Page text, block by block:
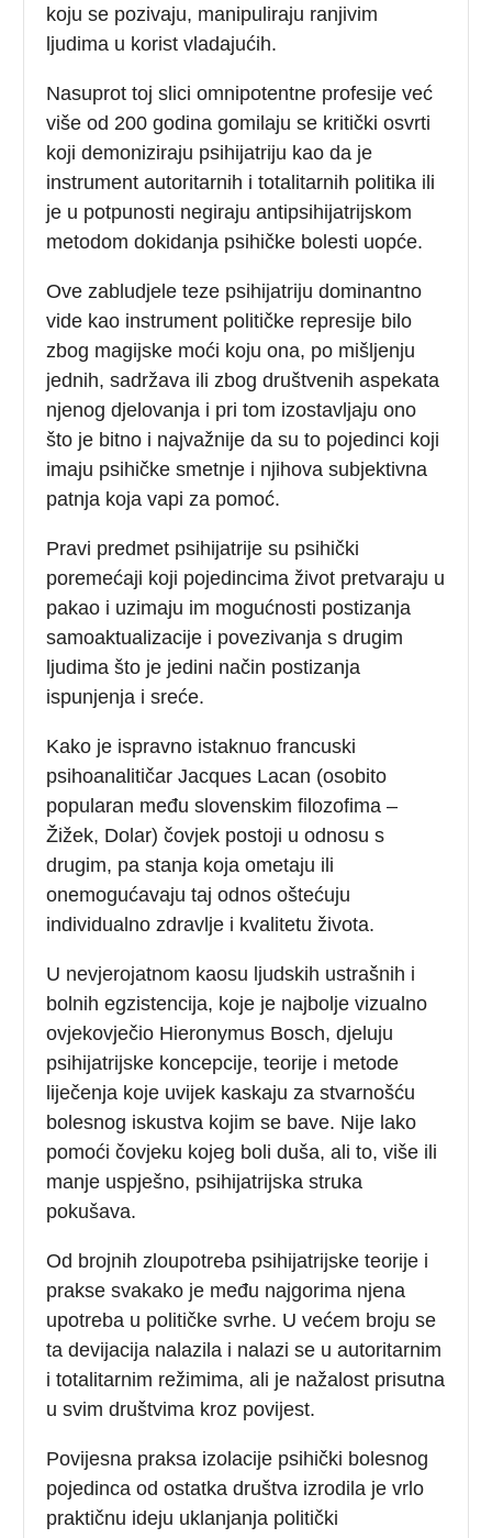
koju se pozivaju, manipuliraju ranjivim
ljudima u korist vladajućih.
Nasuprot toj slici omnipotentne profesije već
više od 200 godina gomilaju se kritički osvrti
koji demoniziraju psihijatriju kao da je
instrument autoritarnih i totalitarnih politika ili
je u potpunosti negiraju antipsihijatrijskom
metodom dokidanja psihičke bolesti uopće.
Ove zabludjele teze psihijatriju dominantno
vide kao instrument političke represije bilo
zbog magijske moći koju ona, po mišljenju
jednih, sadržava ili zbog društvenih aspekata
njenog djelovanja i pri tom izostavljaju ono
što je bitno i najvažnije da su to pojedinci koji
imaju psihičke smetnje i njihova subjektivna
patnja koja vapi za pomoć.
Pravi predmet psihijatrije su psihički
poremećaji koji pojedincima život pretvaraju u
pakao i uzimaju im mogućnosti postizanja
samoaktualizacije i povezivanja s drugim
ljudima što je jedini način postizanja
ispunjenja i sreće.
Kako je ispravno istaknuo francuski
psihoanalitičar Jacques Lacan (osobito
popularan među slovenskim filozofima –
Žižek, Dolar) čovjek postoji u odnosu s
drugim, pa stanja koja ometaju ili
onemogućavaju taj odnos oštećuju
individualno zdravlje i kvalitetu života.
U nevjerojatnom kaosu ljudskih ustrašnih i
bolnih egzistencija, koje je najbolje vizualno
ovjekovječio Hieronymus Bosch, djeluju
psihijatrijske koncepcije, teorije i metode
liječenja koje uvijek kaskaju za stvarnošću
bolesnog iskustva kojim se bave. Nije lako
pomoći čovjeku kojeg boli duša, ali to, više ili
manje uspješno, psihijatrijska struka
pokušava.
Od brojnih zloupotreba psihijatrijske teorije i
prakse svakako je među najgorima njena
upotreba u političke svrhe. U većem broju se
ta devijacija nalazila i nalazi se u autoritarnim
i totalitarnim režimima, ali je nažalost prisutna
u svim društvima kroz povijest.
Povijesna praksa izolacije psihički bolesnog
pojedinca od ostatka društva izrodila je vrlo
praktičnu ideju uklanjanja politički